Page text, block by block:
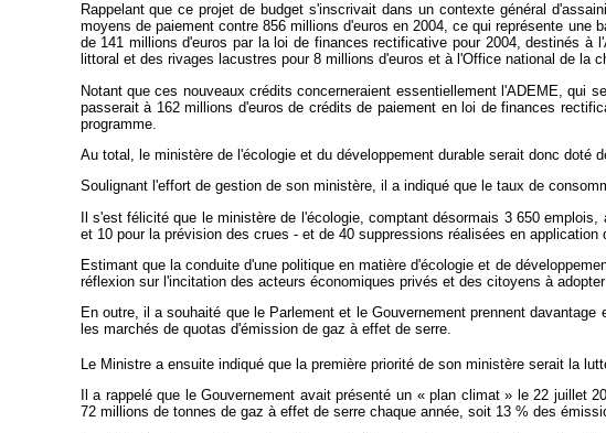
Rappelant que ce projet de budget s'inscrivait dans un contexte général
moyens de paiement contre 856 millions d'euros en 2004, ce qui représente
de 141 millions d'euros par la loi de finances rectificative pour 2004, destinés à
littoral et des rivages lacustres pour 8 millions d'euros et à l'Office national de la
Notant que ces nouveaux crédits concerneraient essentiellement l'ADEME, qui
passerait à 162 millions d'euros de crédits de paiement en loi de finances
programme.
Au total, le ministère de l'écologie et du développement durable serait donc doté
Soulignant l'effort de gestion de son ministère, il a indiqué que le taux de
Il s'est félicité que le ministère de l'écologie, comptant désormais 3 650
et 10 pour la prévision des crues - et de 40 suppressions réalisées en
Estimant que la conduite d'une politique en matière d'écologie et de
réflexion sur l'incitation des acteurs économiques privés et des citoyens à
En outre, il a souhaité que le Parlement et le Gouvernement prennent
les marchés de quotas d'émission de gaz à effet de serre.
Le Ministre a ensuite indiqué que la première priorité de son ministère serait la
Il a rappelé que le Gouvernement avait présenté un « plan climat » le 22
72 millions de tonnes de gaz à effet de serre chaque année, soit 13 % des